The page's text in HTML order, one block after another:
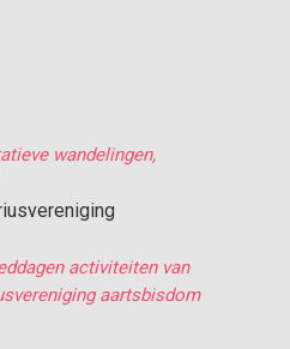
wandelingen,
activiteiten van
aartsbisdom